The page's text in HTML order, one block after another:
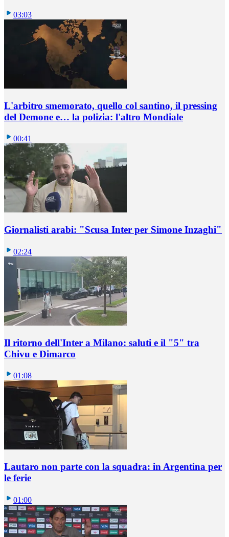
03:03
L'arbitro smemorato, quello col santino, il pressing
del Demone e… la polizia: l'altro Mondiale
00:41
Giornalisti arabi: "Scusa Inter per Simone Inzaghi"
02:24
Il ritorno dell'Inter a Milano: saluti e il "5" tra
Chivu e Dimarco
01:08
Lautaro non parte con la squadra: in Argentina per
le ferie
01:00